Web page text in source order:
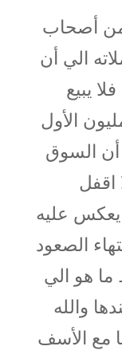
من أصحاب
الي أن
تحقق محفظتة 100 و و200X فلا يبيع
الأول
السوق
اقفل
يعكس عليه
الصعود
ما هو الي
والله
مع الأسف